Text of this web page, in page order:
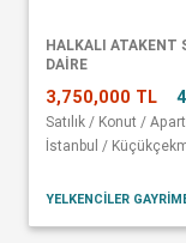
HALKALI ATAKENT
DAİRE
3,750,000 TL
Satılık / Konut /
İstanbul /
YELKENCİLER